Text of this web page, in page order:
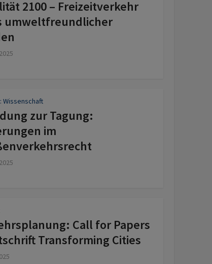
2100 – Freizeitverkehr
umweltfreundlicher
Wissenschaft
zur Tagung:
im
Call for Papers
Transforming Cities